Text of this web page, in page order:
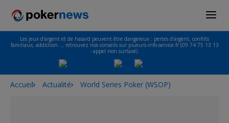
Les jeux d'argent et de hasard peuvent être dangereux : pertes d'argent, conflits
familiaux, addiction…, retrouvez nos conseils sur joueurs-info-service.fr (09 74 75 13 13
- appel non surtaxé).
Accueil Actualité World Series Poker (WSOP)